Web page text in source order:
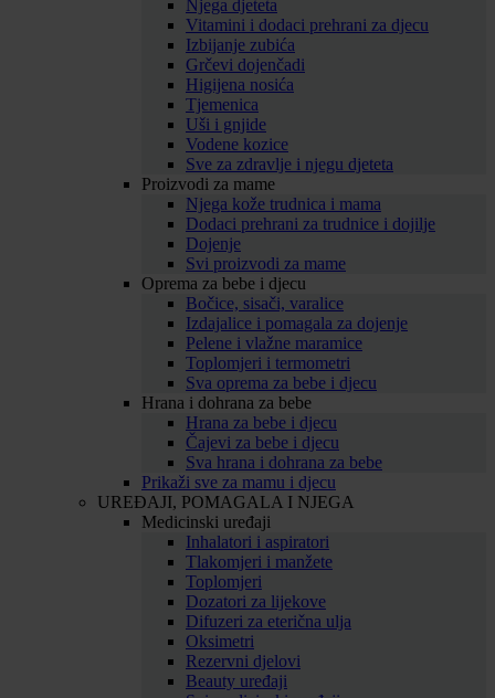
Njega djeteta
Vitamini i dodaci prehrani za djecu
Izbijanje zubića
Grčevi dojenčadi
Higijena nosića
Tjemenica
Uši i gnjide
Vodene kozice
Sve za zdravlje i njegu djeteta
Proizvodi za mame
Njega kože trudnica i mama
Dodaci prehrani za trudnice i dojilje
Dojenje
Svi proizvodi za mame
Oprema za bebe i djecu
Bočice, sisači, varalice
Izdajalice i pomagala za dojenje
Pelene i vlažne maramice
Toplomjeri i termometri
Sva oprema za bebe i djecu
Hrana i dohrana za bebe
Hrana za bebe i djecu
Čajevi za bebe i djecu
Sva hrana i dohrana za bebe
Prikaži sve za mamu i djecu
UREĐAJI, POMAGALA I NJEGA
Medicinski uređaji
Inhalatori i aspiratori
Tlakomjeri i manžete
Toplomjeri
Dozatori za lijekove
Difuzeri za eterična ulja
Oksimetri
Rezervni djelovi
Beauty uređaji